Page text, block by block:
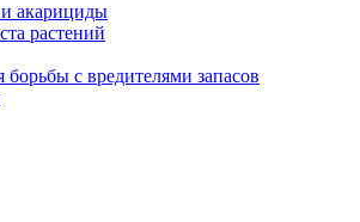
акарициды
растений
с вредителями запасов